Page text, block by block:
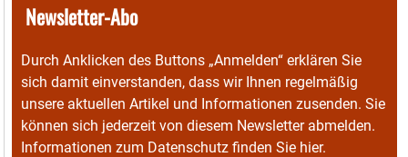
Newsletter-Abo
Durch Anklicken des Buttons „Anmelden“ erklären Sie
sich damit einverstanden, dass wir Ihnen regelmäßig
unsere aktuellen Artikel und Informationen zusenden. Sie
können sich jederzeit von diesem Newsletter abmelden.
Informationen zum Datenschutz finden Sie hier.